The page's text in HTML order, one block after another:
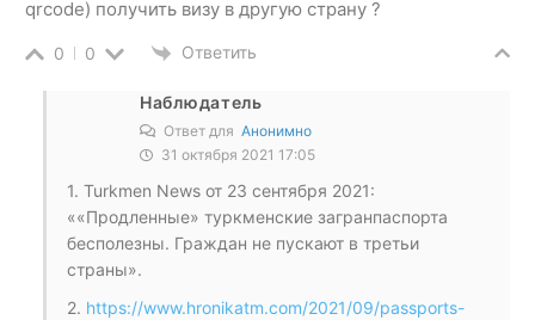
qrcode) получить визу в другую страну ?
0 0 Ответить
Наблюдатель
Ответ для Анонимно
31 октября 2021 17:05
1. Turkmen News от 23 сентября 2021:
««Продленные» туркменские загранпаспорта
бесполезны. Граждан не пускают в третьи
страны».
2. https://www.hronikatm.com/2021/09/passports-